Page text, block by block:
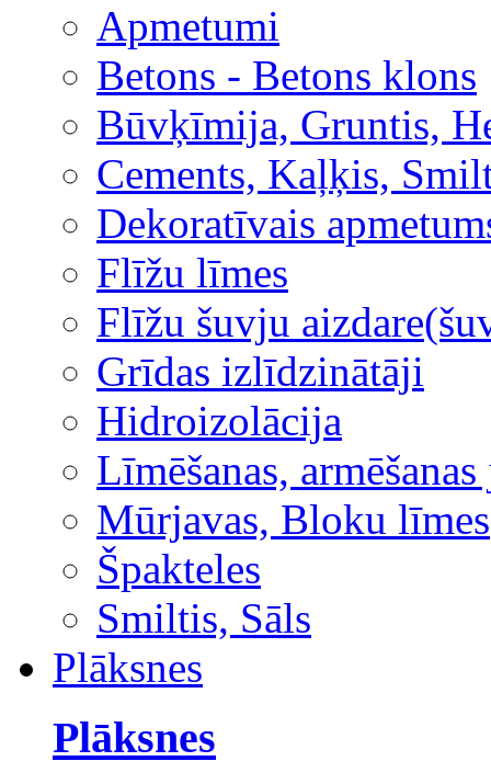
Apmetumi
Betons - Betons klons
Būvķīmija, Gruntis,
Cements, Kaļķis,
Dekoratīvais
Flīžu līmes
Flīžu šuvju
Grīdas izlīdzinātāji
Hidroizolācija
Līmēšanas, armēšanas
Mūrjavas, Bloku līmes
Špakteles
Smiltis, Sāls
Plāksnes
Plāksnes